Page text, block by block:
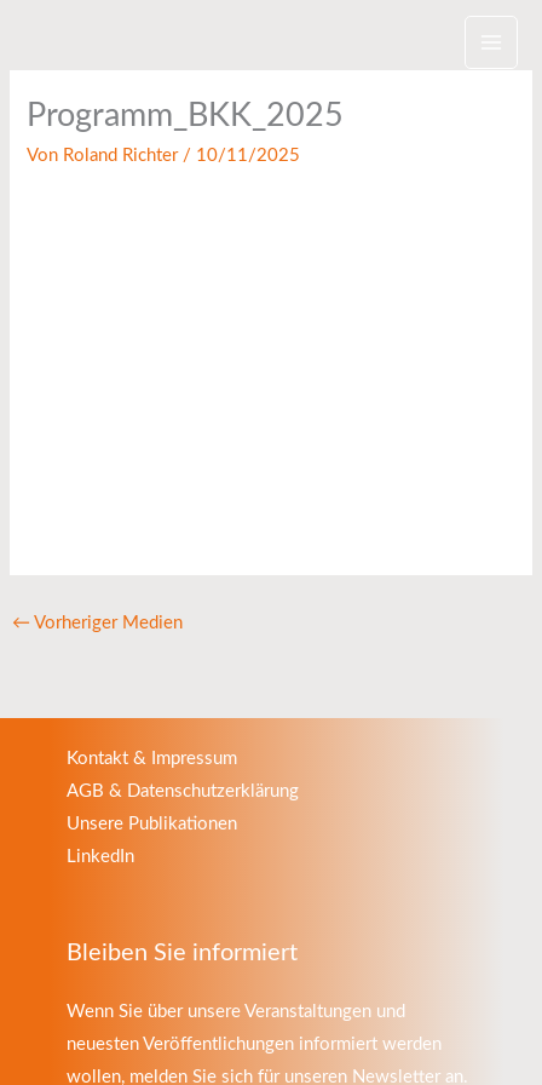
Programm_BKK_2025
Von Roland Richter / 10/11/2025
← Vorheriger Medien
Kontakt & Impressum
AGB & Datenschutzerklärung
Unsere Publikationen
LinkedIn
Bleiben Sie informiert
Wenn Sie über unsere Veranstaltungen und
neuesten Veröffentlichungen informiert werden
wollen, melden Sie sich für unseren Newsletter an.